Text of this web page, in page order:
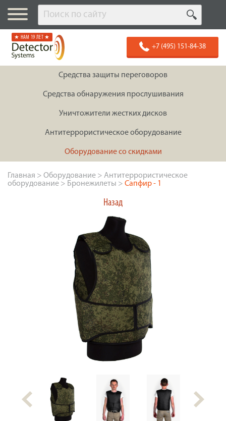
★ НАМ 19 ЛЕТ ★
+7 (495) 151-84-38
Средства защиты переговоров
Средства обнаружения прослушивания
Уничтожители жестких дисков
Антитеррористическое оборудование
Оборудование со скидками
Главная > Оборудование > Антитеррористическое
оборудование > Бронежилеты > Сапфир - 1
Назад